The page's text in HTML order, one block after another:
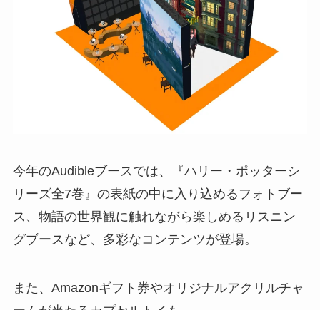
今年のAudibleブースでは、『ハリー・ポッターシ
リーズ全7巻』の表紙の中に入り込めるフォトブー
ス、物語の世界観に触れながら楽しめるリスニン
グブースなど、多彩なコンテンツが登場。
また、Amazonギフト券やオリジナルアクリルチャ